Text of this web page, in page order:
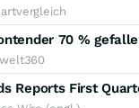
70 %
Reports First